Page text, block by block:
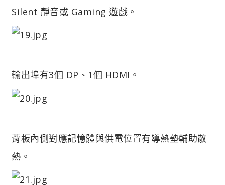
Silent 靜音或 Gaming 遊戲。
輸出埠有3個 DP、1個 HDMI。
背板內側對應記憶體與供電位置有導熱墊輔助散
熱。